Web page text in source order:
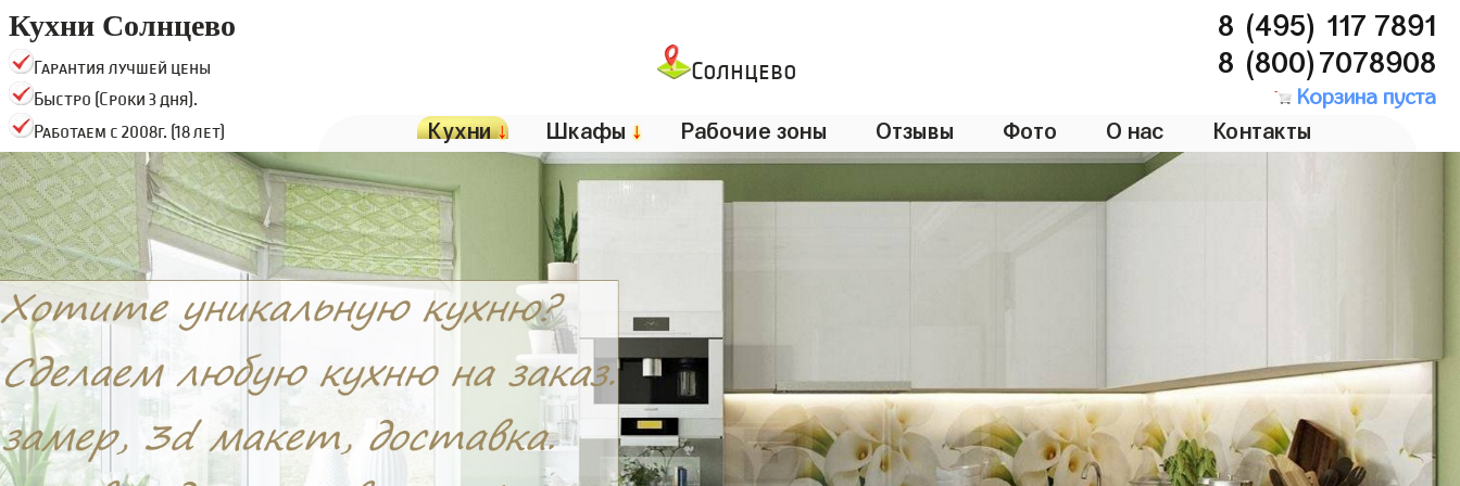
Кухни Солнцево
Гарантия лучшей цены
Быстро (Сроки 3 дня).
Работаем с 2008г. (18 лет)
Солнцево
8 (495) 117 7891
8 (800)7078908
Корзина пуста
Кухни↓ Шкафы ↓ Рабочие зоны Отзывы Фото О нас Контакты